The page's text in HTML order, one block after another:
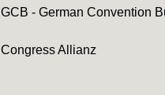
GCB - German Convention
Congress Allianz